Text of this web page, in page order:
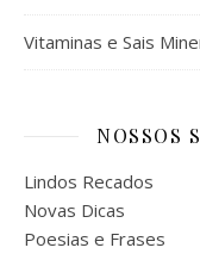
Vitaminas e Sais
NOSSOS
Lindos Recados
Novas Dicas
Poesias e Frases